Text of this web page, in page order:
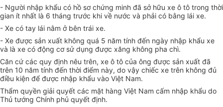
- Người nhập khẩu có hồ sơ chứng minh đã sở hữu xe ô tô trong thời
gian ít nhất là 6 tháng trước khi về nước và phải có bằng lái xe.
- Xe có tay lái nằm ở bên trái xe.
- Xe được sản xuất không quá 5 năm tính đến ngày nhập khẩu xe
và là xe có động cơ sử dụng được xăng không pha chì.
Căn cứ các quy định nêu trên, xe ô tô của ông được sản xuất đã
trên 10 năm tính đến thời điểm này, do vậy chiếc xe trên không đủ
điều kiện để được nhập khẩu vào Việt Nam.
Thẩm quyền giải quyết các mặt hàng Việt Nam cấm nhập khẩu do
Thủ tướng Chính phủ quyết định.